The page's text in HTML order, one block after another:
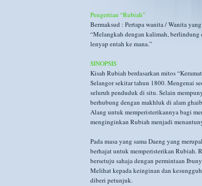
Pengertian “Rubiah”
Bermaksud : Pertapa wanita / Wanita
“Melangkah dengan kalimah,
lenyap entah ke mana.”
SINOPSIS
Kisah Rubiah berdasarkan mitos
Selangor sekitar tahun 1800. Mengenai
seluruh penduduk di situ. Selain
berhubung dengan makhluk di alam
Alang untuk memperisterikannya bagi
menginginkan Rubiah menjadi
Pada masa yang sama Daeng yang
berhajat untuk memperisterikan Rubiah.
bersetuju sahaja dengan permintaan
Melihat kepada keinginan dan
diberi petunjuk.